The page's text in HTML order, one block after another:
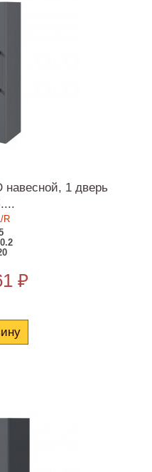
1 дверь
R
₽